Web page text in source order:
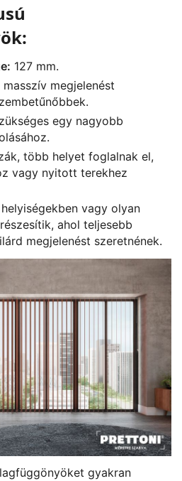
127 mm.
megjelenést
egy nagyobb
több helyet foglalnak el,
vagy nyitott terekhez
vagy olyan
ahol teljesebb
megjelenést szeretnének.
gyakran